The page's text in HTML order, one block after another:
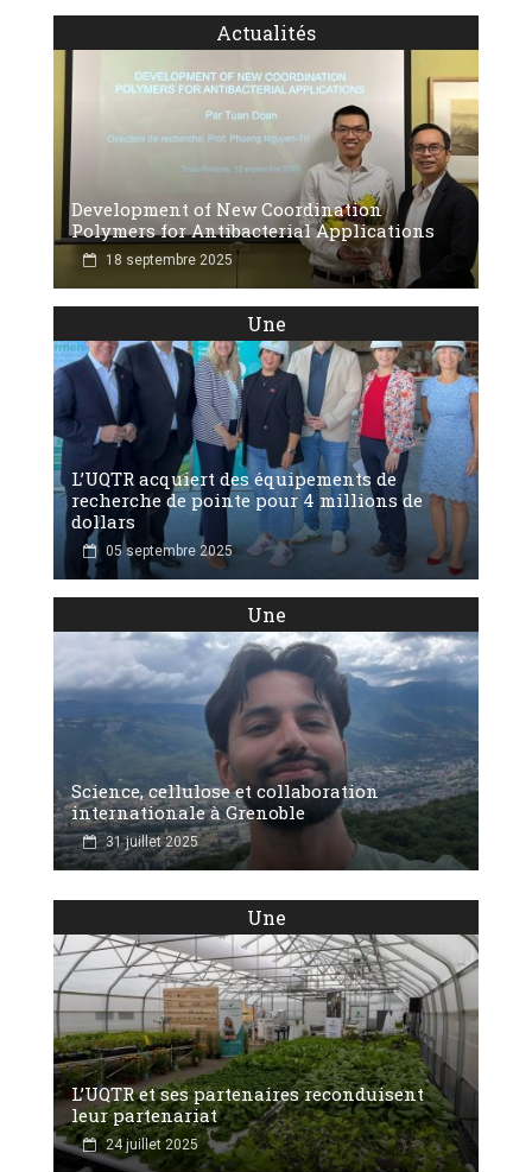
Actualités
Development of New Coordination
Polymers for Antibacterial Applications
18 septembre 2025
Une
L’UQTR acquiert des équipements de
recherche de pointe pour 4 millions de
dollars
05 septembre 2025
Une
Science, cellulose et collaboration
internationale à Grenoble
31 juillet 2025
Une
L’UQTR et ses partenaires reconduisent
leur partenariat
24 juillet 2025